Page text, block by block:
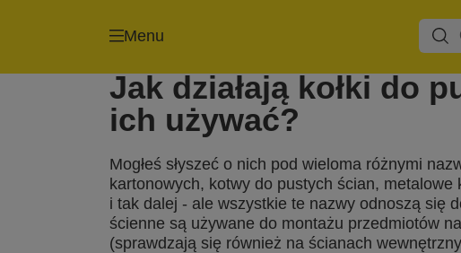
Menu
Jak działają kołki do
ich używać?
Mogłeś słyszeć o nich pod wieloma różnymi
kartonowych, kotwy do pustych ścian, metalowe
i tak dalej - ale wszystkie te nazwy odnoszą się
ścienne są używane do montażu przedmiotów
(sprawdzają się również na ścianach